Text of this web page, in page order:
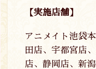
【実施店舗】
アニメイト池袋
田店、宇都宮店
店、静岡店、新